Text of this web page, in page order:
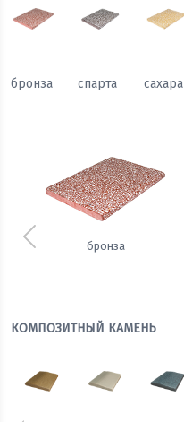
бронза спарта сахара
бронза
Предыдущий
КОМПОЗИТНЫЙ КАМЕНЬ